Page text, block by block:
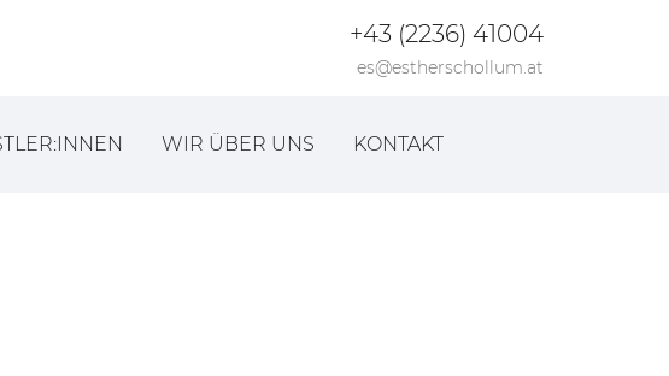
+43 (2236) 41004
es@estherschollum.at
WIR ÜBER UNS KONTAKT